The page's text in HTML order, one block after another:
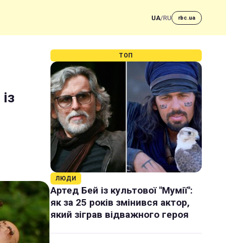
UA/RU rbc.ua
ТОП
ЛЮДИ
Артед Бей із культової "Мумії":
як за 25 років змінився актор,
який зіграв відважного героя